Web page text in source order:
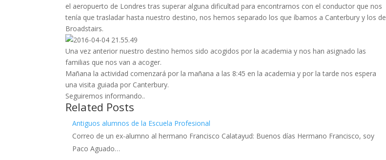
el aeropuerto de Londres tras superar alguna dificultad para encontrarnos con el conductor que nos
tenía que trasladar hasta nuestro destino, nos hemos separado los que íbamos a Canterbury y los de
Broadstairs.
Una vez anterior nuestro destino hemos sido acogidos por la academia y nos han asignado las
familias que nos van a acoger.
Mañana la actividad comenzará por la mañana a las 8:45 en la academia y por la tarde nos espera
una visita guiada por Canterbury.
Seguiremos informando..
Related Posts
Antiguos alumnos de la Escuela Profesional
Correo de un ex-alumno al hermano Francisco Calatayud: Buenos días Hermano Francisco, soy
Paco Aguado…